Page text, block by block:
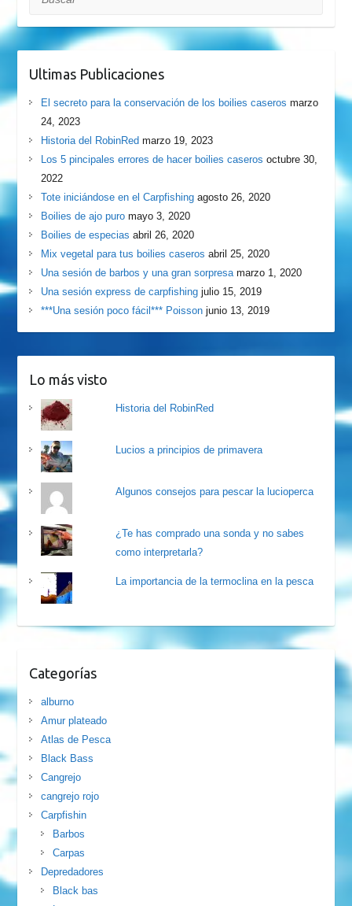
Ultimas Publicaciones
El secreto para la conservación de los boilies caseros marzo
24, 2023
Historia del RobinRed marzo 19, 2023
Los 5 pincipales errores de hacer boilies caseros octubre 30,
2022
Tote iniciándose en el Carpfishing agosto 26, 2020
Boilies de ajo puro mayo 3, 2020
Boilies de especias abril 26, 2020
Mix vegetal para tus boilies caseros abril 25, 2020
Una sesión de barbos y una gran sorpresa marzo 1, 2020
Una sesión express de carpfishing julio 15, 2019
***Una sesión poco fácil*** Poisson junio 13, 2019
Lo más visto
Historia del RobinRed
Lucios a principios de primavera
Algunos consejos para pescar la lucioperca
¿Te has comprado una sonda y no sabes
como interpretarla?
La importancia de la termoclina en la pesca
Categorías
alburno
Amur plateado
Atlas de Pesca
Black Bass
Cangrejo
cangrejo rojo
Carpfishin
Barbos
Carpas
Depredadores
Black bas